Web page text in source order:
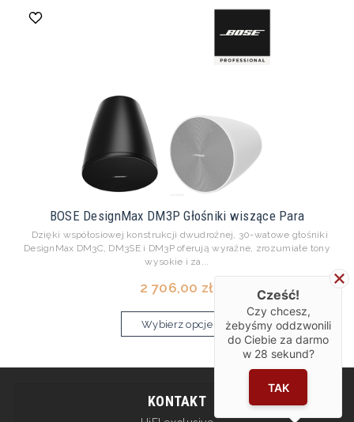
BOSE DesignMax DM3P Głośniki wiszące Para
Dzięki współosiowej konstrukcji dwudrożnej, 30-watowe głośniki
DesignMax DM3C, DM3SE i DM3P oferują wyraźne, zrozumiałe tony
wysokie i za...
2 706,00 zł
Wybierz opcje
KONTAKT
Cześć!
Czy chcesz,
żebyśmy oddzwonili
do Ciebie za darmo
w 28 sekund?
TAK